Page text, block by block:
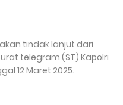
tindak lanjut dari
telegram (ST) Kapolri
12 Maret 2025.